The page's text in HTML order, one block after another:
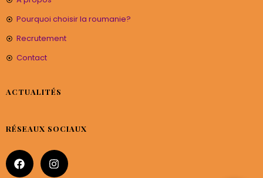
Pourquoi choisir la roumanie?
Recrutement
Contact
ACTUALITÉS
RÉSEAUX SOCIAUX